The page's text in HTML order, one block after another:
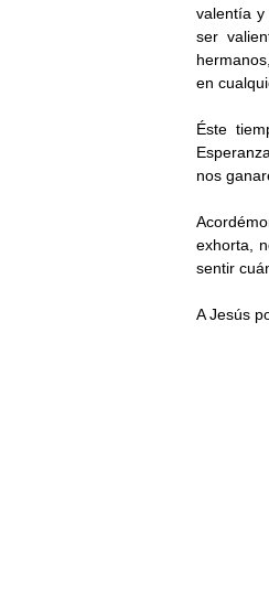
valentía y
ser
en
Éste
nos
exhorta,
sentir
A Jesús